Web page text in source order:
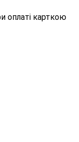
оплаті карткою